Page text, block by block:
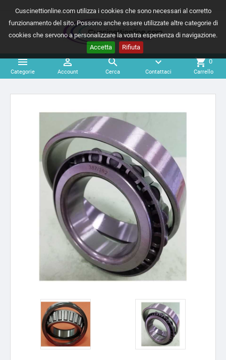
Cuscinettionline.com utilizza i cookies che sono necessari al corretto
funzionamento del sito. Possono anche essere utilizzate altre categorie di
cookies che servono a personalizzare la vostra esperienza di navigazione.
Accetta
Rifiuta

Categorie

Account

Cerca
expand_more
Contattaci
shopping_cart 0
Carrello